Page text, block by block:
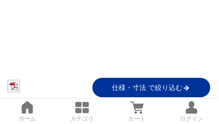
仕様・寸法 で絞り込む
ホーム カテゴリ カート ログイン